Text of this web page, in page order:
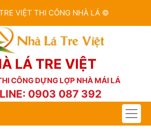
VIỆT THI CÔNG NHÀ LÁ ©
LÁ TRE VIỆT
CÔNG DỰNG LỢP NHÀ MÁI LÁ
0903 087 392